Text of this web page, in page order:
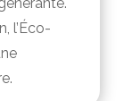
l’Éco-